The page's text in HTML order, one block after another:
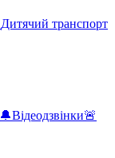
Дитячий транспорт
🔔Відеодзвінки🚨